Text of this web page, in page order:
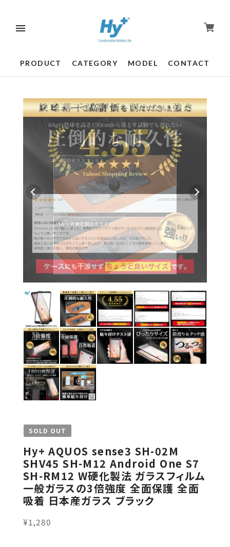
PRODUCT CATEGORY MODEL CONTACT
SOLD OUT
Hy+ AQUOS sense3 SH-02M
SHV45 SH-M12 Android One S7
SH-RM12 W硬化製法 ガラスフィルム
一般ガラスの3倍強度 全面保護 全面
吸着 日本産ガラス ブラック
¥1,280